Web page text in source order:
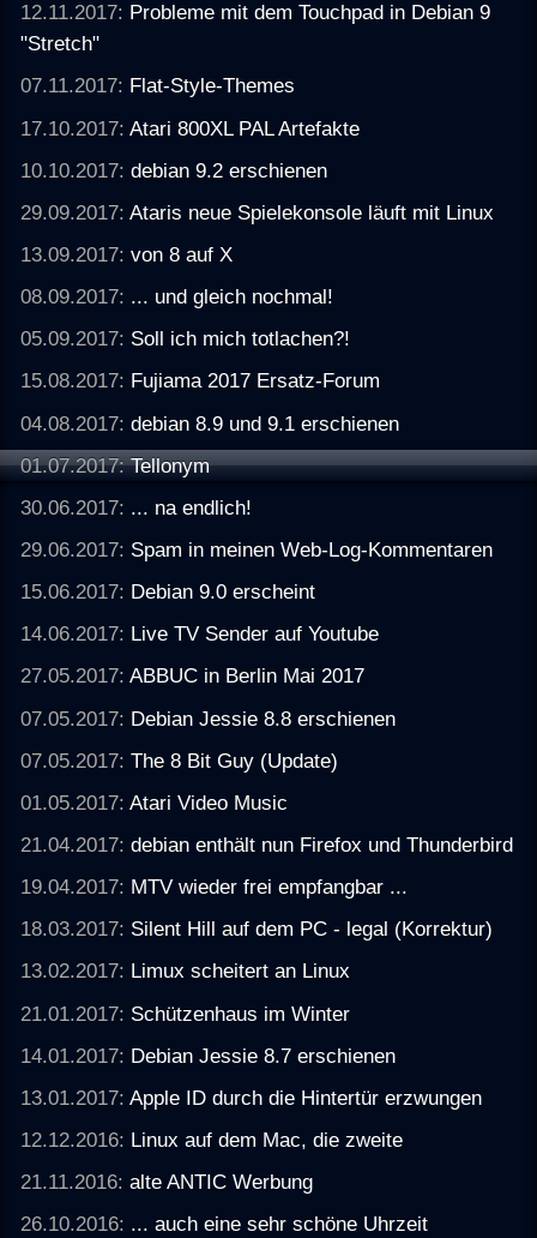
12.11.2017: Probleme mit dem Touchpad in Debian 9
"Stretch"
07.11.2017: Flat-Style-Themes
17.10.2017:Atari 800XL PAL Artefakte
10.10.2017:debian 9.2 erschienen
29.09.2017:Ataris neue Spielekonsole läuft mit Linux
13.09.2017:von 8 auf X
08.09.2017: ... und gleich nochmal!
05.09.2017: Soll ich mich totlachen?!
15.08.2017: Fujiama 2017 Ersatz-Forum
04.08.2017:debian 8.9 und 9.1 erschienen
01.07.2017:Tellonym
30.06.2017: ... na endlich!
29.06.2017: Spam in meinen Web-Log-Kommentaren
15.06.2017: Debian 9.0 erscheint
14.06.2017: Live TV Sender auf Youtube
27.05.2017:ABBUC in Berlin Mai 2017
07.05.2017: Debian Jessie 8.8 erschienen
07.05.2017:The 8 Bit Guy (Update)
01.05.2017:Atari Video Music
21.04.2017:debian enthält nun Firefox und Thunderbird
19.04.2017: MTV wieder frei empfangbar ...
18.03.2017: Silent Hill auf dem PC - legal (Korrektur)
13.02.2017: Limux scheitert an Linux
21.01.2017: Schützenhaus im Winter
14.01.2017: Debian Jessie 8.7 erschienen
13.01.2017:Apple ID durch die Hintertür erzwungen
12.12.2016: Linux auf dem Mac, die zweite
21.11.2016:alte ANTIC Werbung
26.10.2016: ... auch eine sehr schöne Uhrzeit